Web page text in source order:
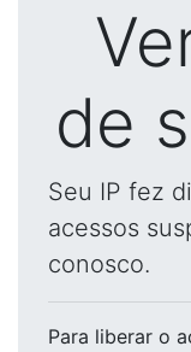
de
Seu IP fez
acessos
conosco.
Para liberar o